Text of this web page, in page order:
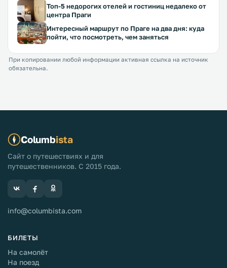
Топ-5 недорогих отелей и гостиниц недалеко от
центра Праги
Интересный маршрут по Праге на два дня: куда
пойти, что посмотреть, чем заняться
При копировании любой информации активная ссылка на источник
обязательна.
Columbista
Сайт о путешествиях и для
путешественников. С 2015 года.
info@columbista.com
БИЛЕТЫ
На самолёт
На поезд